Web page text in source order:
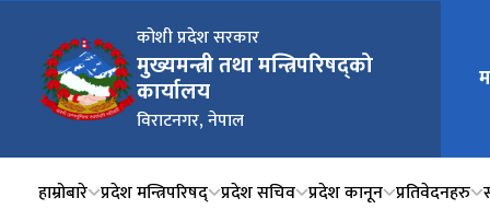
कोशी प्रदेश सरकार
मुख्यमन्त्री तथा मन्त्रिपरिषद्को
कार्यालय
विराटनगर, नेपाल
हाम्रोबारे प्रदेश मन्त्रिपरिषद् प्रदेश सचिव प्रदेश कानून प्रतिवेदनहरु